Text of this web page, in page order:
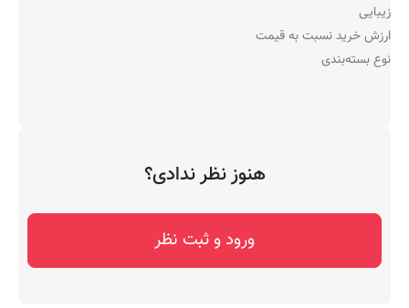
زیبایی
ارزش خرید نسبت به قیمت
نوع بسته‌بندی
هنوز نظر ندادی؟
ورود و ثبت نظر